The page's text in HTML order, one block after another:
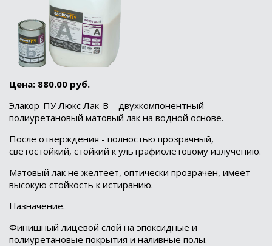
Цена: 880.00 руб.
Элакор-ПУ Люкс Лак-В – двухкомпонентный
полиуретановый матовый лак на водной основе.
После отверждения - полностью прозрачный,
светостойкий, стойкий к ультрафиолетовому излучению.
Матовый лак не желтеет, оптически прозрачен, имеет
высокую стойкость к истиранию.
Назначение.
Финишный лицевой слой на эпоксидные и
полиуретановые покрытия и наливные полы.